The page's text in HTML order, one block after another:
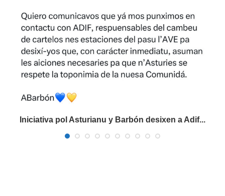
Iniciativa pol Asturianu y Barbón desixen a Adif...